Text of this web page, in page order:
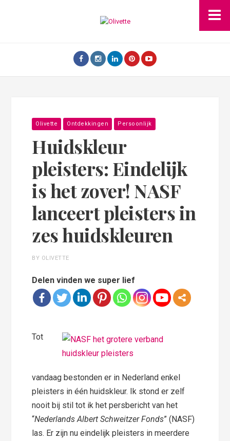
Olivette Ontdekkingen Persoonlijk
Huidskleur
pleisters: Eindelijk
is het zover! NASF
lanceert pleisters in
zes huidskleuren
BY OLIVETTE
Delen vinden we super lief
Tot
vandaag bestonden er in Nederland enkel
pleisters in één huidskleur. Ik stond er zelf
nooit bij stil tot ik het persbericht van het
“Nederlands Albert Schweitzer Fonds” (NASF)
las. Er zijn nu eindelijk pleisters in meerdere